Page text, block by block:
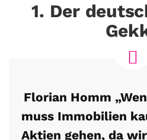
1. Der
Florian Homm
muss Immobilien
Aktien gehen, da